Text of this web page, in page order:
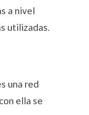
a nivel
utilizadas.
una red
ella se